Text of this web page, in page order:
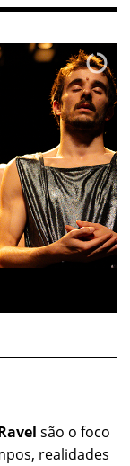
são o foco
realidades